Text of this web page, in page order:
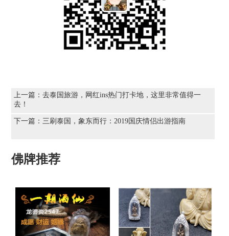
上一篇：去泰国旅游，网红ins热门打卡地，这里非常值得一
去！
下一篇： 三刷泰国，象东而行：2019国庆情侣出游指南
佛牌推荐